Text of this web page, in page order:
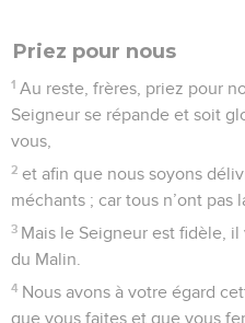
Priez pour nous
1 Au reste, frères, priez pour
Seigneur se répande et soit
vous,
2 et afin que nous soyons
méchants ; car tous n’ont pas
3 Mais le Seigneur est fidèle,
du Malin.
4 Nous avons à votre égard
que vous faites et que vous